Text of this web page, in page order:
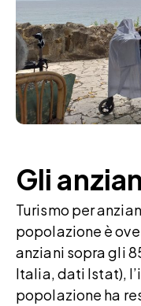
Gli
Turismo per
popolazione è
anziani sopra gli
Italia, dati Istat),
popolazione ha